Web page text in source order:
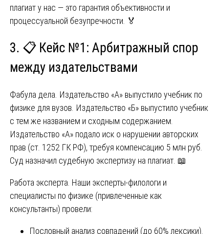
плагиат у нас — это гарантия объективности и
процессуальной безупречности. 🏅
3. 📋 Кейс №1: Арбитражный спор
между издательствами
Фабула дела. Издательство «А» выпустило учебник по
физике для вузов. Издательство «Б» выпустило учебник
с тем же названием и сходным содержанием.
Издательство «А» подало иск о нарушении авторских
прав (ст. 1252 ГК РФ), требуя компенсацию 5 млн руб.
Суд назначил судебную экспертизу на плагиат. 📖
Работа эксперта. Наши эксперты-филологи и
специалисты по физике (привлеченные как
консультанты) провели:
Пословный анализ совпадений (до 60% лексики).